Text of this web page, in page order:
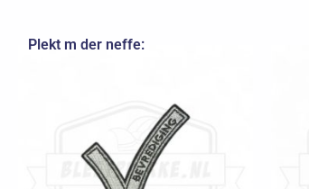
Plekt m der neffe: